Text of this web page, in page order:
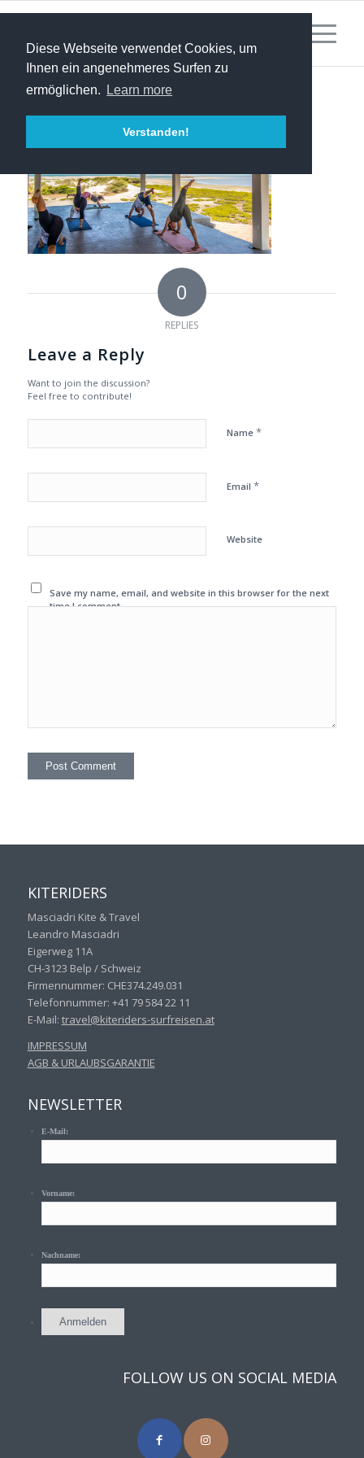
Diese Webseite verwendet Cookies, um
Ihnen ein angenehmeres Surfen zu
ermöglichen.
Learn more
Verstanden!
0
REPLIES
Leave a Reply
Want to join the discussion?
Feel free to contribute!
Name *
Email *
Website
Save my name, email, and website in this browser for the next
time I comment.
KITERIDERS
Masciadri Kite & Travel
Leandro Masciadri
Eigerweg 11A
CH-3123 Belp / Schweiz
Firmennummer: CHE374.249.031
Telefonnummer: +41 79 584 22 11
E-Mail: travel@kiteriders-surfreisen.at
IMPRESSUM
AGB & URLAUBSGARANTIE
NEWSLETTER
E-Mail:
Vorname:
Nachname:
FOLLOW US ON SOCIAL MEDIA